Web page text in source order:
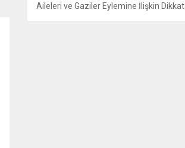
Aileleri ve Gaziler Eylemine İlişkin Dikkat